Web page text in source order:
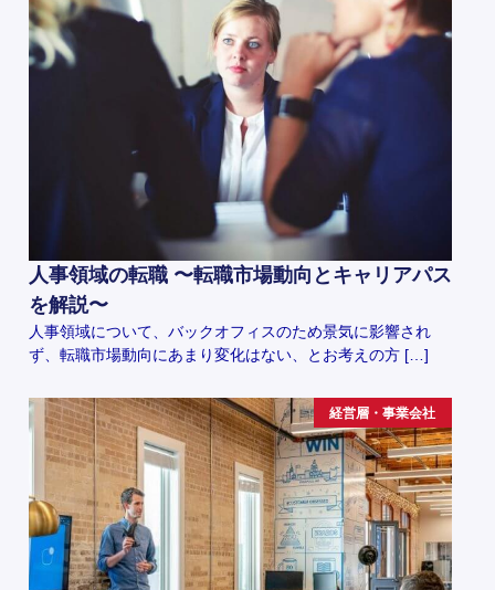
人事領域の転職 〜転職市場動向とキャリアパス
を解説〜
人事領域について、バックオフィスのため景気に影響され
ず、転職市場動向にあまり変化はない、とお考えの方 […]
経営層・事業会社